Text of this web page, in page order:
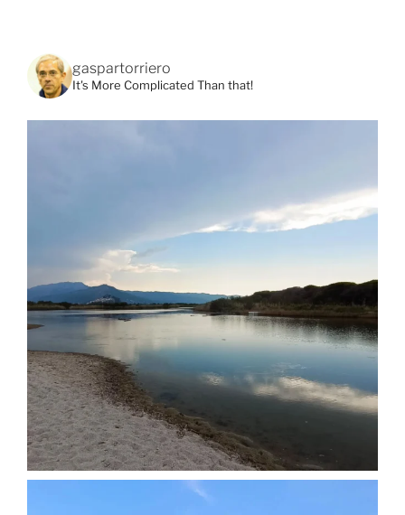
gaspartorriero
It's More Complicated Than that!